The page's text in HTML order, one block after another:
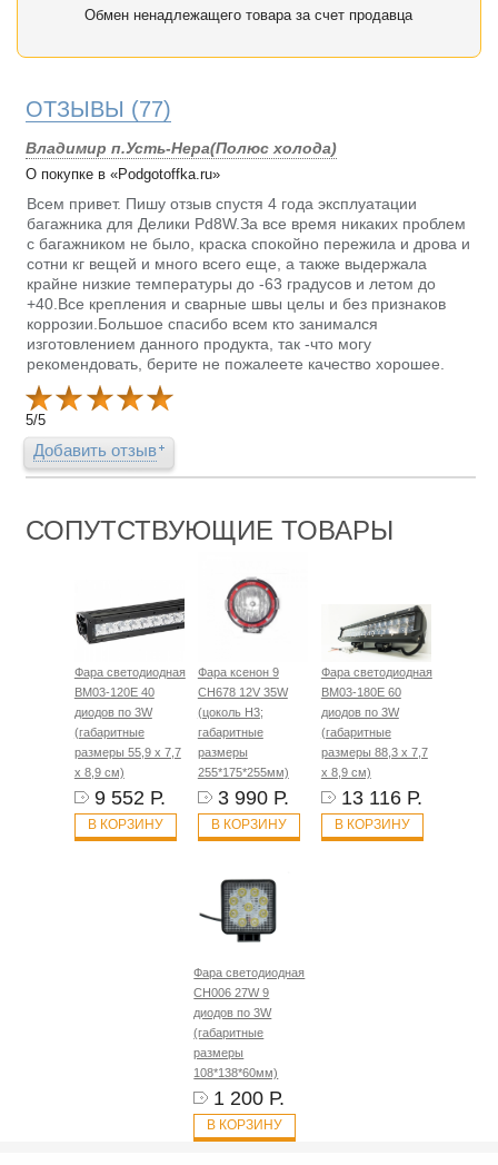
Обмен ненадлежащего товара за счет продавца
ОТЗЫВЫ (77)
Владимир п.Усть-Нера(Полюс холода)
О покупке в «Podgotoffka.ru»
Всем привет. Пишу отзыв спустя 4 года эксплуатации
багажника для Делики Pd8W.За все время никаких проблем
с багажником не было, краска спокойно пережила и дрова и
сотни кг вещей и много всего еще, а также выдержала
крайне низкие температуры до -63 градусов и летом до
+40.Все крепления и сварные швы целы и без признаков
коррозии.Большое спасибо всем кто занимался
изготовлением данного продукта, так -что могу
рекомендовать, берите не пожалеете качество хорошее.
5/5
Добавить отзыв
СОПУТСТВУЮЩИЕ ТОВАРЫ
Фара светодиодная
BM03-120E 40
диодов по 3W
(габаритные
размеры 55,9 х 7,7
х 8,9 см)
9 552 Р.
В КОРЗИНУ
Фара ксенон 9
CH678 12V 35W
(цоколь H3;
габаритные
размеры
255*175*255мм)
3 990 Р.
В КОРЗИНУ
Фара светодиодная
BM03-180E 60
диодов по 3W
(габаритные
размеры 88,3 х 7,7
х 8,9 см)
13 116 Р.
В КОРЗИНУ
Фара светодиодная
CH006 27W 9
диодов по 3W
(габаритные
размеры
108*138*60мм)
1 200 Р.
В КОРЗИНУ